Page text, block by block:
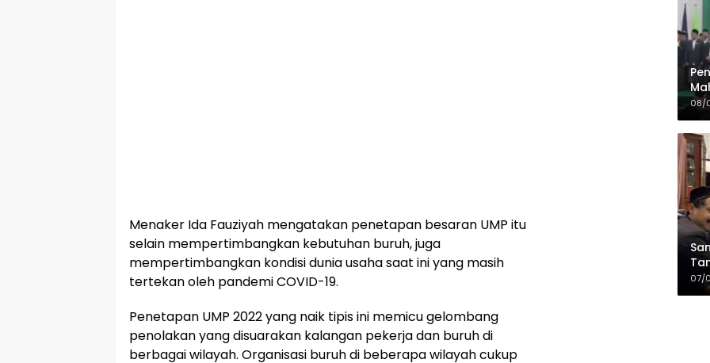
Menaker Ida Fauziyah mengatakan penetapan besaran UMP itu
selain mempertimbangkan kebutuhan buruh, juga
mempertimbangkan kondisi dunia usaha saat ini yang masih
tertekan oleh pandemi COVID-19.
Penetapan UMP 2022 yang naik tipis ini memicu gelombang
penolakan yang disuarakan kalangan pekerja dan buruh di
berbagai wilayah. Organisasi buruh di beberapa wilayah cukup
08/
07/